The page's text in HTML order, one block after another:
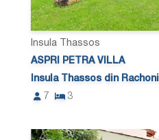
Insula Thassos
ASPRI PETRA VILLA
Insula Thassos din Rachoni
7
3